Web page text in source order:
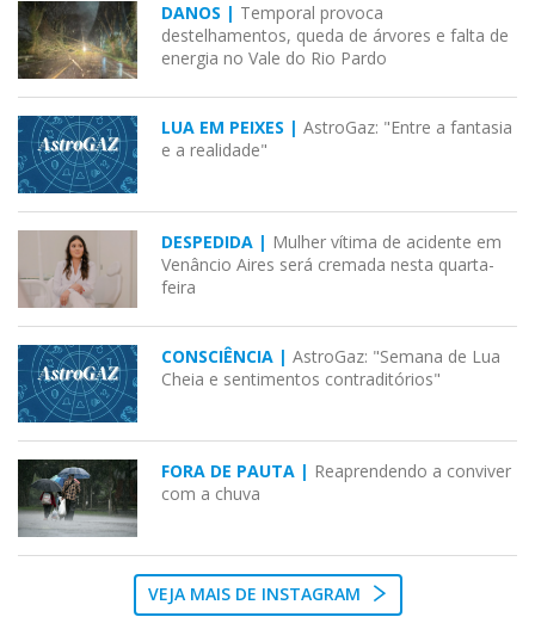
DANOS | Temporal provoca
destelhamentos, queda de árvores e falta de
energia no Vale do Rio Pardo
LUA EM PEIXES | AstroGaz: "Entre a fantasia
e a realidade"
DESPEDIDA | Mulher vítima de acidente em
Venâncio Aires será cremada nesta quarta-
feira
CONSCIÊNCIA | AstroGaz: "Semana de Lua
Cheia e sentimentos contraditórios"
FORA DE PAUTA | Reaprendendo a conviver
com a chuva
VEJA MAIS DE INSTAGRAM